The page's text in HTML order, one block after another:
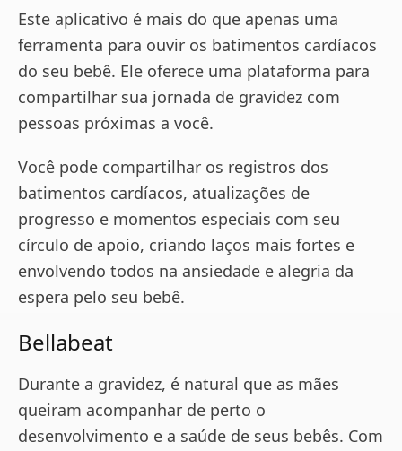
Este aplicativo é mais do que apenas uma
ferramenta para ouvir os batimentos cardíacos
do seu bebê. Ele oferece uma plataforma para
compartilhar sua jornada de gravidez com
pessoas próximas a você.
Você pode compartilhar os registros dos
batimentos cardíacos, atualizações de
progresso e momentos especiais com seu
círculo de apoio, criando laços mais fortes e
envolvendo todos na ansiedade e alegria da
espera pelo seu bebê.
Bellabeat
Durante a gravidez, é natural que as mães
queiram acompanhar de perto o
desenvolvimento e a saúde de seus bebês. Com